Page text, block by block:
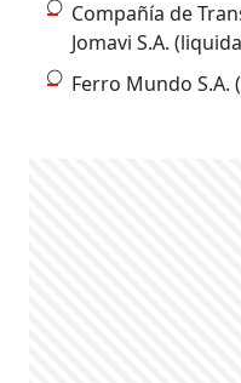
Compañía de
Jomavi S.A.
Ferro Mundo S.A.